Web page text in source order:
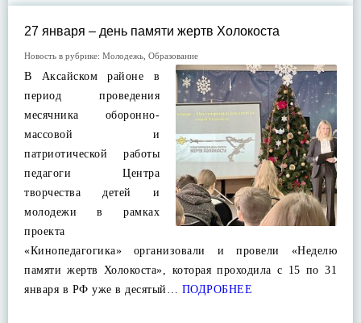
27 января – день памяти жертв Холокоста
Новость в рубрике: Молодежь Образование
В Аксайском районе в
период проведения
месячника оборонно-
массовой и
патриотической работы
педагоги Центра
творчества детей и
молодежи в рамках
проекта
«Кинопедагогика» организовали и провели «Неделю
памяти жертв Холокоста», которая проходила с 15 по 31
января в РФ уже в десятый… ПОДРОБНЕЕ